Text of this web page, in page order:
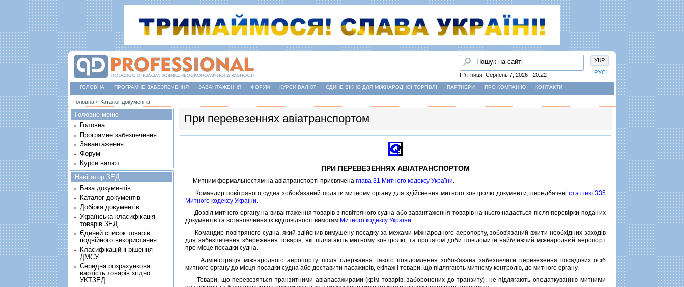
УКР
РУС
Пошук
П'ятниця, Серпень 7, 2026 - 20:22
ГОЛОВНА ПРОГРАМНЕ ЗАБЕЗПЕЧЕННЯ ЗАВАНТАЖЕННЯ ФОРУМ КУРСИ ВАЛЮТ ЄДИНЕ ВІКНО ДЛЯ МІЖНАРОДНОЇ ТОРГІВЛІ ПАРТНЕРИ ПРО КОМПАНІЮ КОНТАКТИ
Ви є тут
Головна » Каталог документів
При перевезеннях авіатранспортом
ПРИ ПЕРЕВЕЗЕННЯХ АВIАТРАНСПОРТОМ
Митним формальностям на авiатранспортi присвяченаглава 31 Митного кодексу України
Командир повiтряного судна зобов'язаний подати митному органу для здiйснення митного контролю документи, передбаченi статтею 335
Митного кодексу України
Дозвiл митного органу на вивантаження товарiв з повiтряного судна або завантаження товарiв на нього надається пiсля перевiрки поданих
документiв та встановлення їх вiдповiдностi вимогам Митного кодексу України
Командир повiтряного судна, який здiйснив вимушену посадку за межами мiжнародного аеропорту, зобов'язаний вжити необхiдних заходiв
для забезпечення збереження товарiв, якi пiдлягають митному контролю, та протягом доби повiдомити найближчий мiжнародний аеропорт
про мiсце посадки судна.
Адмiнiстрацiя мiжнародного аеропорту пiсля одержання такого повiдомлення зобов'язана забезпечити перевезення посадових осiб
митного органу до мiсця посадки судна або доставити пасажирiв, екiпаж i товари, що пiдлягають митному контролю, до митного органу.
Товари, що перевозяться транзитними авiапасажирами (крiм товарiв, заборонених до транзиту), не пiдлягають оподаткуванню митними
Головне меню
Головна
Програмне забезпечення
Завантаження
Форум
Курси валют
Навігатор ЗЕД
База документів
Каталог документів
Добірка документів
Українська класифікація
товарів ЗЕД
Єдиний список товарів
подвійного використання
Класифікаційні рішення
ДМСУ
Середня розрахункова
вартість товарів згідно
УКТЗЕД